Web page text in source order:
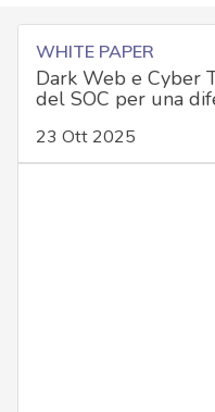
WHITE PAPER
Dark Web e Cyber
del SOC per una
23 Ott 2025